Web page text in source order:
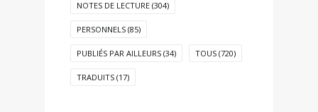
NOTES DE LECTURE (304)
PERSONNELS (85)
PUBLIÉS PAR AILLEURS (34) TOUS (720)
TRADUITS (17)